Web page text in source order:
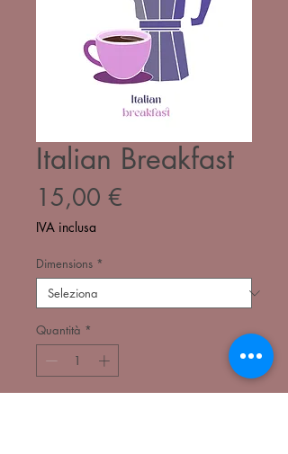
Italian Breakfast
15,00 €
IVA inclusa
Dimensions *
Quantità *